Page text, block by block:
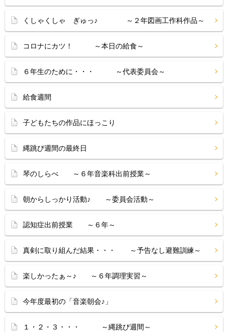
くしゃくしゃ ぎゅっ♪ ～２年図画工作科作品～
コロナにカツ！ ～本日の給食～
６年生のために・・・ ～代表委員会～
給食週間
子どもたちの作品にほっこり
縄跳び週間の最終日
琴のしらべ ～６年音楽科出前授業～
朝からしっかり活動♪ ～委員会活動～
認知症出前授業 ～６年～
真剣に取り組んだ結果・・・ ～予告なし避難訓練～
楽しかったぁ～♪ ～６年調理実習～
今年度最初の「音楽朝会♪」
１・２・３・・・ ～縄跳び週間～